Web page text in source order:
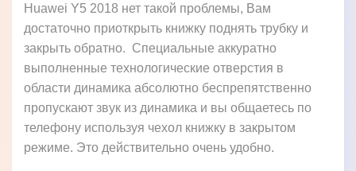
Huawei Y5 2018 нет такой проблемы, Вам
достаточно приоткрыть книжку поднять трубку и
закрыть обратно. Специальные аккуратно
выполненные технологические отверстия в
области динамика абсолютно беспрепятственно
пропускают звук из динамика и вы общаетесь по
телефону используя чехол книжку в закрытом
режиме. Это действительно очень удобно.